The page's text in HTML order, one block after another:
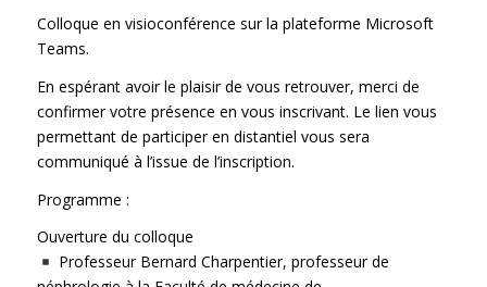
Colloque en visioconférence sur la plateforme Microsoft
Teams.
En espérant avoir le plaisir de vous retrouver, merci de
confirmer votre présence en vous inscrivant. Le lien vous
permettant de participer en distantiel vous sera
communiqué à l’issue de l’inscription.
Programme :
Ouverture du colloque
Professeur Bernard Charpentier, professeur de